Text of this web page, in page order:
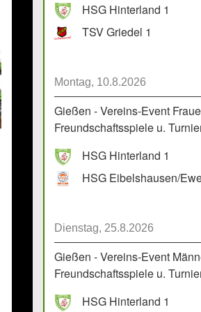
HSG Hinterland 1
TSV Griedel 1
Montag, 10.8.2026
Gießen - Vereins-Event
Freundschaftsspiele u.
HSG Hinterland 1
Dienstag, 25.8.2026
Gießen - Vereins-Event
Freundschaftsspiele u.
HSG Hinterland 1